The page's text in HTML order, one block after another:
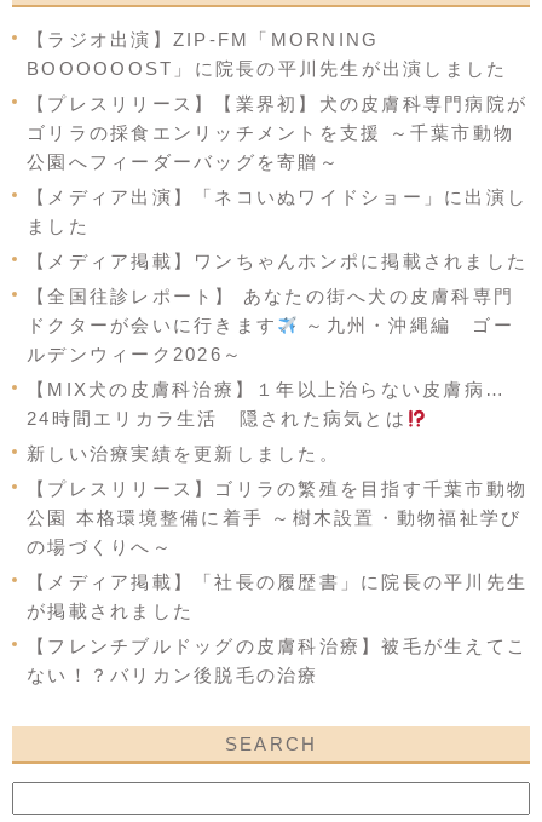
【ラジオ出演】ZIP-FM「MORNING
BOOOOOOST」に院長の平川先生が出演しました
【プレスリリース】【業界初】犬の皮膚科専門病院が
ゴリラの採食エンリッチメントを支援 ～千葉市動物
公園へフィーダーバッグを寄贈～
【メディア出演】「ネコいぬワイドショー」に出演し
ました
【メディア掲載】ワンちゃんホンポに掲載されました
【全国往診レポート】 あなたの街へ犬の皮膚科専門
ドクターが会いに行きます
～九州・沖縄編 ゴー
ルデンウィーク2026～
【MIX犬の皮膚科治療】１年以上治らない皮膚病…
24時間エリカラ生活 隠された病気とは
新しい治療実績を更新しました。
【プレスリリース】ゴリラの繁殖を目指す千葉市動物
公園 本格環境整備に着手 ～樹木設置・動物福祉学び
の場づくりへ～
【メディア掲載】「社長の履歴書」に院長の平川先生
が掲載されました
【フレンチブルドッグの皮膚科治療】被毛が生えてこ
ない！？バリカン後脱毛の治療
SEARCH